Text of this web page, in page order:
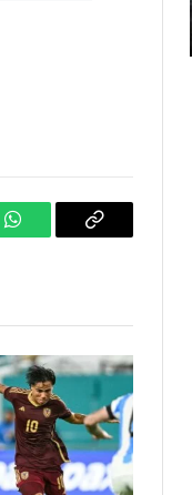
WhatsAppCopiar